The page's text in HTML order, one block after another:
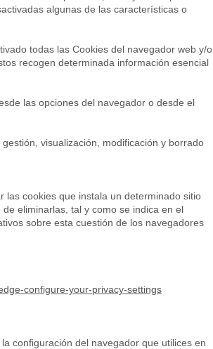
algunas de las características o
todas las Cookies del navegador web y/o
recogen determinada información esencial
las opciones del navegador o desde el
visualización, modificación y borrado
las cookies que instala un determinado sitio
eliminarlas, tal y como se indica en el
sobre esta cuestión de los navegadores
configure-your-privacy-settings
configuración del navegador que utilices en